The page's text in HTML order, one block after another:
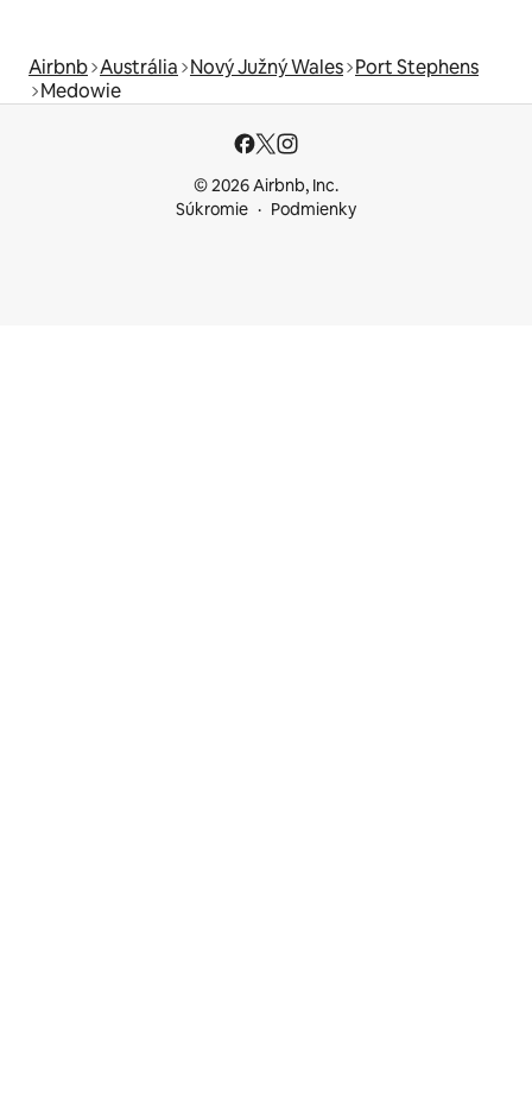
Airbnb Austrália Nový Južný Wales Port Stephens
Medowie
© 2026 Airbnb, Inc.
Súkromie
Podmienky